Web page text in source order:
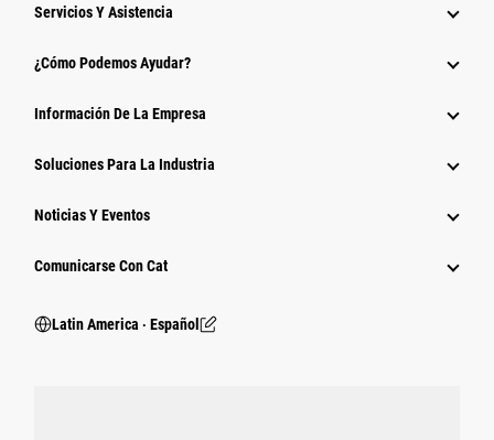
Servicios Y Asistencia
¿Cómo Podemos Ayudar?
Información De La Empresa
Soluciones Para La Industria
Noticias Y Eventos
Comunicarse Con Cat
Latin America ‧ Español